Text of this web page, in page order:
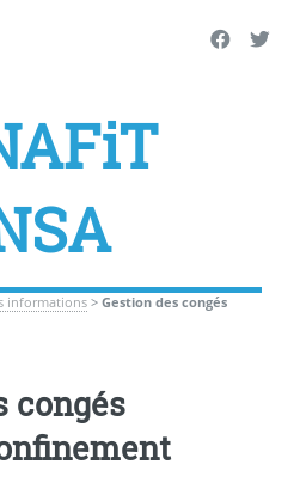
informations> Gestion des congés
congés